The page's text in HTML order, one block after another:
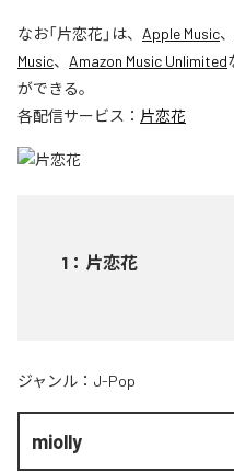
なお「片恋花」は、 Apple Music、
Music、 Amazon Music Unlimited
ができる。
各配信サービス： 片恋花
1 ： 片恋花
ジャンル： J-Pop
miolly